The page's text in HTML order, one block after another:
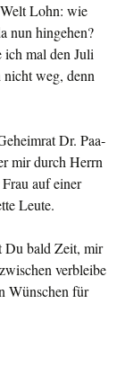
Lohn: wie
nun hingehen?
ich mal den Juli
weg, denn
Dr. Paa­
mir durch Herrn
auf einer
Leute.
Du bald Zeit, mir
ver­bleibe
Wünschen für